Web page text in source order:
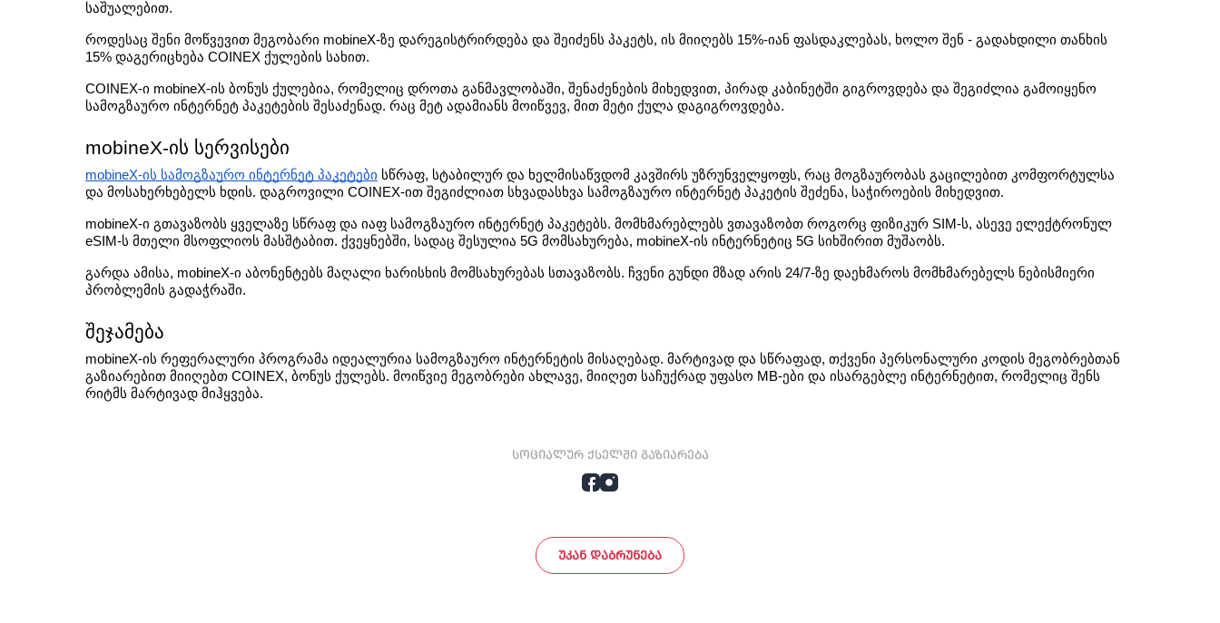
საშუალებით.
როდესაც შენი მოწვევით მეგობარი mobineX-ზე დარეგისტრირდება და შეიძენს პაკეტს, ის მიიღებს 15%-იან ფასდაკლებას, ხოლო შენ - გადახდილი თანხის
15% დაგერიცხება COINEX ქულების სახით.
COINEX-ი mobineX-ის ბონუს ქულებია, რომელიც დროთა განმავლობაში, შენაძენების მიხედვით, პირად კაბინეტში გიგროვდება და შეგიძლია გამოიყენო
სამოგზაურო ინტერნეტ პაკეტების შესაძენად. რაც მეტ ადამიანს მოიწვევ, მით მეტი ქულა დაგიგროვდება.
mobineX-ის სერვისები
mobineX-ის სამოგზაურო ინტერნეტ პაკეტები სწრაფ, სტაბილურ და ხელმისაწვდომ კავშირს უზრუნველყოფს, რაც მოგზაურობას გაცილებით კომფორტულსა
და მოსახერხებელს ხდის. დაგროვილი COINEX-ით შეგიძლიათ სხვადასხვა სამოგზაურო ინტერნეტ პაკეტის შეძენა, საჭიროების მიხედვით.
mobineX-ი გთავაზობს ყველაზე სწრაფ და იაფ სამოგზაურო ინტერნეტ პაკეტებს. მომხმარებლებს ვთავაზობთ როგორც ფიზიკურ SIM-ს, ასევე ელექტრონულ
eSIM-ს მთელი მსოფლიოს მასშტაბით. ქვეყნებში, სადაც შესულია 5G მომსახურება, mobineX-ის ინტერნეტიც 5G სიხშირით მუშაობს.
გარდა ამისა, mobineX-ი აბონენტებს მაღალი ხარისხის მომსახურებას სთავაზობს. ჩვენი გუნდი მზად არის 24/7-ზე დაეხმაროს მომხმარებელს ნებისმიერი
პრობლემის გადაჭრაში.
შეჯამება
mobineX-ის რეფერალური პროგრამა იდეალურია სამოგზაურო ინტერნეტის მისაღებად. მარტივად და სწრაფად, თქვენი პერსონალური კოდის მეგობრებთან
გაზიარებით მიიღებთ COINEX, ბონუს ქულებს. მოიწვიე მეგობრები ახლავე, მიიღეთ საჩუქრად უფასო MB-ები და ისარგებლე ინტერნეტით, რომელიც შენს
რიტმს მარტივად მიჰყვება.
სოციალურ ქსელში გაზიარება
ᲣᲙᲐᲜ ᲓᲐᲑᲠᲣᲜᲔᲑᲐ